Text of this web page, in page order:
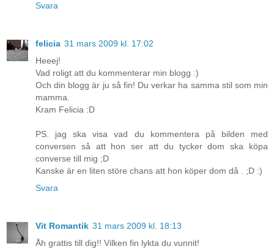
Svara
felicia 31 mars 2009 kl. 17:02
Heeej!
Vad roligt att du kommenterar min blogg :)
Och din blogg är ju så fin! Du verkar ha samma stil som min
mamma.
Kram Felicia :D
PS. jag ska visa vad du kommentera på bilden med
conversen så att hon ser att du tycker dom ska köpa
converse till mig ;D
Kanske är en liten störe chans att hon köper dom då . ;D :)
Svara
Vit Romantik 31 mars 2009 kl. 18:13
Åh grattis till dig!! Vilken fin lykta du vunnit!